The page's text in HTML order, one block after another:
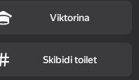
Viktorina
Skibidi toilet